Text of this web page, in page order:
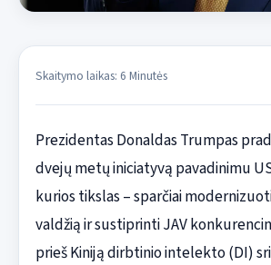
Skaitymo laikas: 6 Minutės
Prezidentas Donaldas Trumpas
dvejų metų iniciatyvą pavadinimu
kurios tikslas – sparčiai
valdžią ir sustiprinti JAV
prieš Kiniją dirbtinio intelekto (DI)